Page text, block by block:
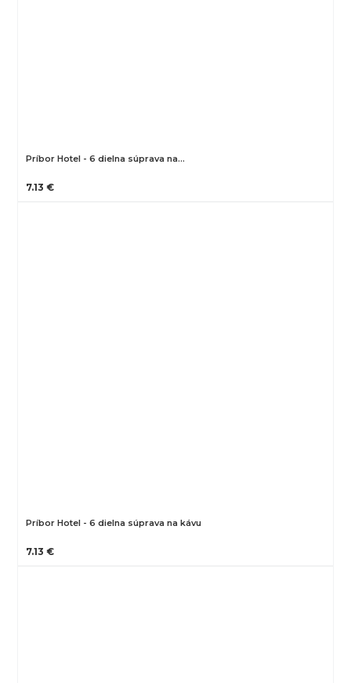
Príbor Hotel - 6 dielna súprava na…
7.13 €
Príbor Hotel - 6 dielna súprava na kávu
7.13 €